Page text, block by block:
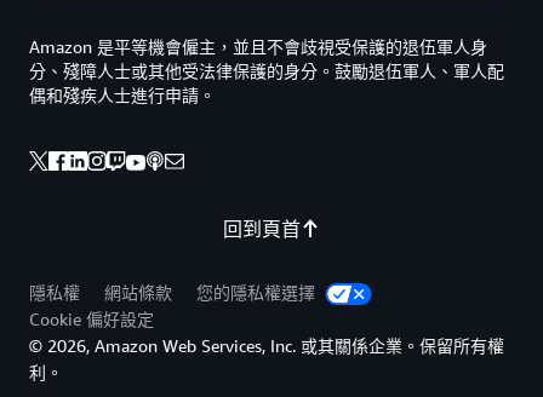
回到頁首
Amazon 是平等機會僱主，並且不會歧視受保護的退伍軍人身
分、殘障人士或其他受法律保護的身分。鼓勵退伍軍人、軍人配
偶和殘疾人士進行申請。
隱私權 網站條款
您的隱私權選擇
Cookie 偏好設定
© 2026, Amazon Web Services, Inc. 或其關係企業。保留所有權
利。